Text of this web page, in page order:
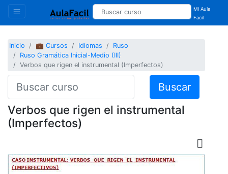
Mi Aula
Facil
Inicio 💼 Cursos Idiomas
Ruso
Ruso Gramática Inicial-Medio (III)
Verbos que rigen el instrumental (Imperfectos)
Buscar
Verbos que rigen el instrumental
(Imperfectos)